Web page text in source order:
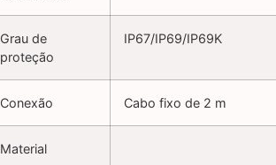
Grau de
proteção
IP67/IP69/IP69K
Conexão Cabo fixo de 2 m
Material